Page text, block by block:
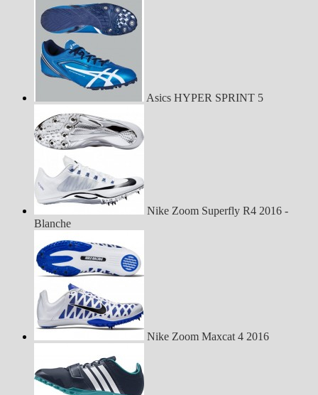
Asics HYPER SPRINT 5
Nike Zoom Superfly R4 2016 -
Blanche
Nike Zoom Maxcat 4 2016